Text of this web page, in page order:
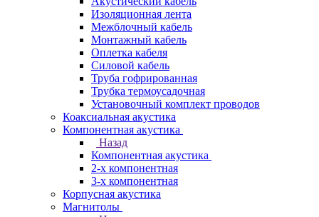
Изоляционная лента
Межблочный кабель
Монтажный кабель
Оплетка кабеля
Силовой кабель
Труба гофрированная
Трубка термоусадочная
Установочный комплект проводов
Коаксиальная акустика
Компонентная акустика
Назад
Компонентная акустика
2-х компонентная
3-х компонентная
Корпусная акустика
Магнитолы